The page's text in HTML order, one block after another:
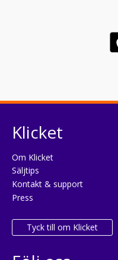
Klicket
Om Klicket
Säljtips
Kontakt & support
Press
Tyck till om Klicket